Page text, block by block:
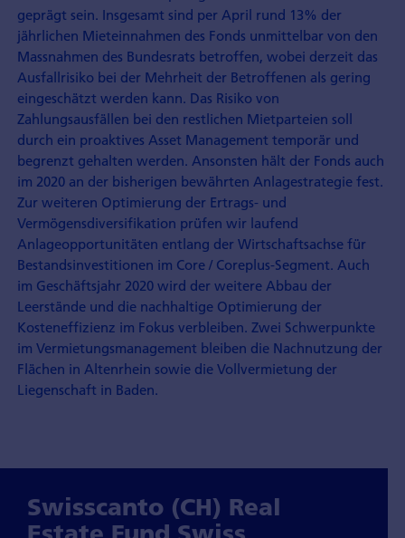
geprägt sein. Insgesamt sind per April rund 13% der
jährlichen Mieteinnahmen des Fonds unmittelbar von den
Massnahmen des Bundesrats betroffen, wobei derzeit das
Ausfallrisiko bei der Mehrheit der Betroffenen als gering
eingeschätzt werden kann. Das Risiko von
Zahlungsausfällen bei den restlichen Mietparteien soll
durch ein proaktives Asset Management temporär und
begrenzt gehalten werden. Ansonsten hält der Fonds auch
im 2020 an der bisherigen bewährten Anlagestrategie fest.
Zur weiteren Optimierung der Ertrags- und
Vermögensdiversifikation prüfen wir laufend
Anlageopportunitäten entlang der Wirtschaftsachse für
Bestandsinvestitionen im Core / Coreplus-Segment. Auch
im Geschäftsjahr 2020 wird der weitere Abbau der
Leerstände und die nachhaltige Optimierung der
Kosteneffizienz im Fokus verbleiben. Zwei Schwerpunkte
im Vermietungsmanagement bleiben die Nachnutzung der
Flächen in Altenrhein sowie die Vollvermietung der
Liegenschaft in Baden.
Swisscanto (CH) Real